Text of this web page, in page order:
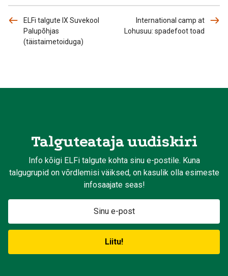
ELFi talgute IX Suvekool
Palupõhjas
(täistaimetoiduga)
International camp at
Lohusuu: spadefoot toad
Talguteataja uudiskiri
Info kõigi ELFi talgute kohta sinu e-postile. Kuna
talgugrupid on võrdlemisi väiksed, on kasulik olla esimeste
infosaajate seas!